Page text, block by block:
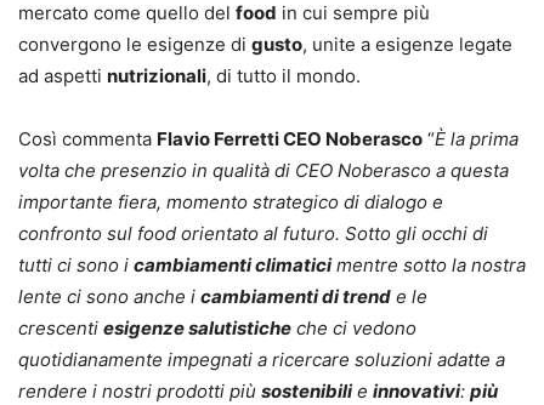
mercato come quello del food in cui sempre più
convergono le esigenze di gusto, unite a esigenze legate
ad aspetti nutrizionali, di tutto il mondo.
Così commenta Flavio Ferretti CEO Noberasco “È la prima
volta che presenzio in qualità di CEO Noberasco a questa
importante fiera, momento strategico di dialogo e
confronto sul food orientato al futuro. Sotto gli occhi di
tutti ci sono i cambiamenti climaticimentre sotto la nostra
lente ci sono anche i cambiamenti di trend e le
crescenti esigenze salutistiche che ci vedono
quotidianamente impegnati a ricercare soluzioni adatte a
rendere i nostri prodotti più sostenibilie innovativi: più